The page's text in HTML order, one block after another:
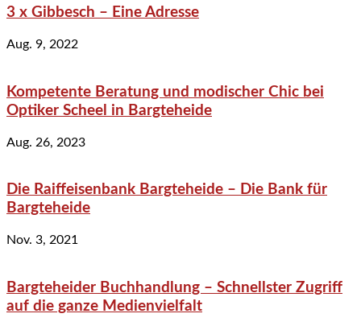
3 x Gibbesch – Eine Adresse
Aug. 9, 2022
Kompetente Beratung und modischer Chic bei
Optiker Scheel in Bargteheide
Aug. 26, 2023
Die Raiffeisenbank Bargteheide – Die Bank für
Bargteheide
Nov. 3, 2021
Bargteheider Buchhandlung – Schnellster Zugriff
auf die ganze Medienvielfalt